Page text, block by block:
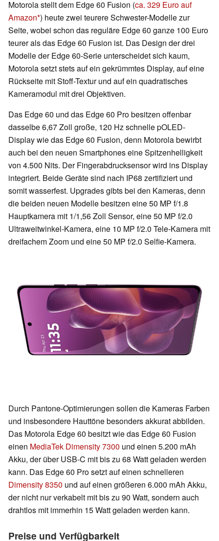
Motorola stellt dem Edge 60 Fusion (ca. 329 Euro auf
Amazon ) heute zwei teurere Schwester-Modelle zur
Seite, wobei schon das reguläre Edge 60 ganze 100 Euro
teurer als das Edge 60 Fusion ist. Das Design der drei
Modelle der Edge 60-Serie unterscheidet sich kaum,
Motorola setzt stets auf ein gekrümmtes Display, auf eine
Rückseite mit Stoff-Textur und auf ein quadratisches
Kameramodul mit drei Objektiven.
Das Edge 60 und das Edge 60 Pro besitzen offenbar
dasselbe 6,67 Zoll große, 120 Hz schnelle pOLED-
Display wie das Edge 60 Fusion, denn Motorola bewirbt
auch bei den neuen Smartphones eine Spitzenhelligkeit
von 4.500 Nits. Der Fingerabdrucksensor wird ins Display
integriert. Beide Geräte sind nach IP68 zertifiziert und
somit wasserfest. Upgrades gibts bei den Kameras, denn
die beiden neuen Modelle besitzen eine 50 MP f/1.8
Hauptkamera mit 1/1,56 Zoll Sensor, eine 50 MP f/2.0
Ultraweitwinkel-Kamera, eine 10 MP f/2.0 Tele-Kamera mit
dreifachem Zoom und eine 50 MP f/2.0 Selfie-Kamera.
Durch Pantone-Optimierungen sollen die Kameras Farben
und insbesondere Hauttöne besonders akkurat abbilden.
Das Motorola Edge 60 besitzt wie das Edge 60 Fusion
einen MediaTek Dimensity 7300 und einen 5.200 mAh
Akku, der über USB-C mit bis zu 68 Watt geladen werden
kann. Das Edge 60 Pro setzt auf einen schnelleren
Dimensity 8350 und auf einen größeren 6.000 mAh Akku,
der nicht nur verkabelt mit bis zu 90 Watt, sondern auch
drahtlos mit immerhin 15 Watt geladen werden kann.
Preise und Verfügbarkeit